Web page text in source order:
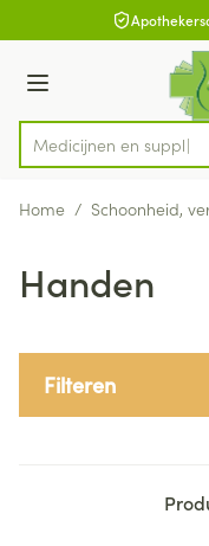
Ga naar de inhoud
Menu
Product, merk,
Home / Schoonheid,
Handen
Filteren